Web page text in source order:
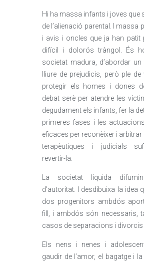
Hi ha massa infants i joves que
de l’alienació parental. I massa
i avis i oncles que ja han patit
difícil i dolorós tràngol. És
societat madura, d’abordar un
lliure de prejudicis, però ple
protegir els homes i dones
debat serè per atendre les
degudament els infants, fer la
primeres fases i les
eficaces per reconèixer i
terapèutiques i judicials
revertir-la.
La societat líquida
d’autoritat. I desdibuixa la idea
dos progenitors ambdós
fill, i ambdós són necessaris,
casos de separacions i
Els nens i nenes i
gaudir de l’amor, el bagatge i